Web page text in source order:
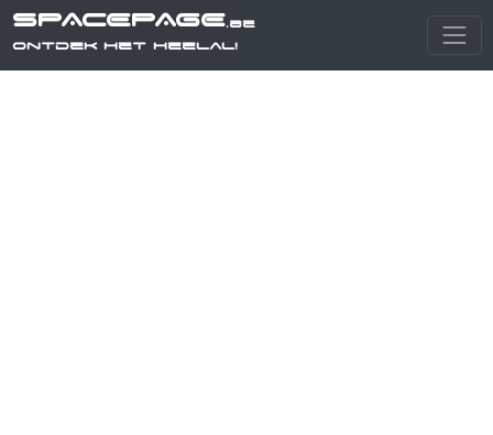
SPACEPAGE.be
Ontdek het heelal!